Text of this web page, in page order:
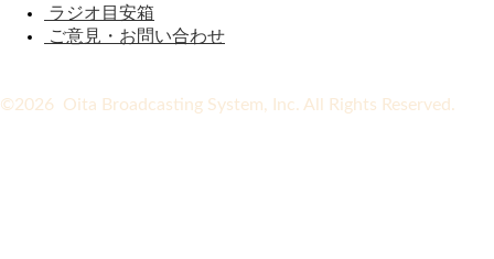
ラジオ目安箱
ご意見・お問い合わせ
©2026 Oita Broadcasting System, Inc. All Rights Reserved.